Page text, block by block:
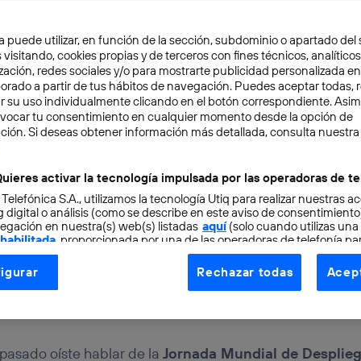
7 min
lidera el
hemos explicado qué es IPv6 y cómo se está
usuarios en Latinoamérica, lo que favorecerá la
oíste hablar de la Jornada Mundial de
puede utilizar, en función de la sección, subdominio o apartado del
visitando, cookies propias y de terceros con fines técnicos,
redes sociales y/o para mostrarte publicidad personalizada
a partir de tus hábitos de navegación. Puedes aceptar todas,
su uso individualmente clicando en el botón correspondiente.
tu consentimiento en cualquier momento desde la opción de
Si deseas obtener información más detallada, consulta nuestra
activar la tecnología impulsada por las operadoras de
S.A., utilizamos la tecnología Utiq para realizar nuestras
digital o análisis (como se describe en este aviso de
en nuestra(s) web(s) listadas aquí(solo cuando utilizas una
, proporcionada por una de las operadoras de telefonía
consentimiento en cada página web).
Utiq está diseñada con la privacidad como prioridad
Rechazar todas